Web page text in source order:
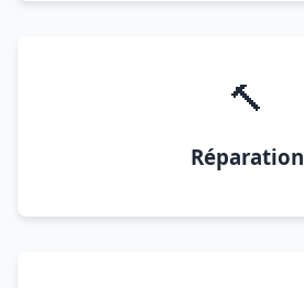
🔨
Réparation